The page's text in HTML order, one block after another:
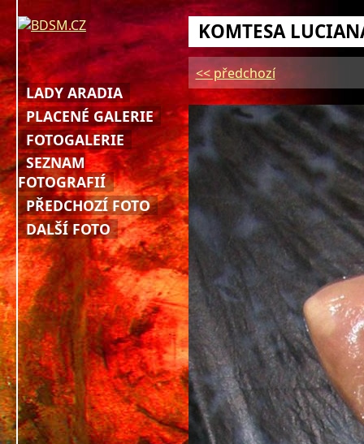
LADY ARADIA
PLACENÉ GALERIE
FOTOGALERIE
SEZNAM
FOTOGRAFIÍ
PŘEDCHOZÍ FOTO
DALŠÍ FOTO
KOMTESA
<< předchozí